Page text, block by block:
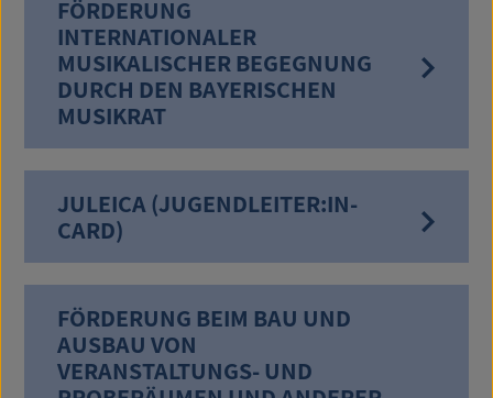
FÖRDERUNG
INTERNATIONALER
MUSIKALISCHER BEGEGNUNG
DURCH DEN BAYERISCHEN
MUSIKRAT
JULEICA (JUGENDLEITER:IN-
CARD)
FÖRDERUNG BEIM BAU UND
AUSBAU VON
VERANSTALTUNGS- UND